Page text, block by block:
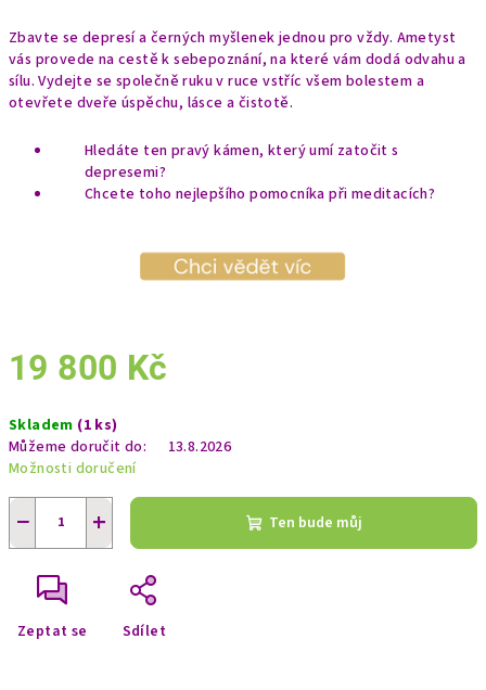
Zbavte se depresí a černých myšlenek jednou pro vždy. Ametyst
vás provede na cestě k sebepoznání, na které vám dodá odvahu a
sílu. Vydejte se společně ruku v ruce vstříc všem bolestem a
otevřete dveře úspěchu, lásce a čistotě.
Hledáte ten pravý kámen, který umí zatočit s
depresemi?
Chcete toho nejlepšího pomocníka při meditacích?
19 800 Kč
cena:
Skladem (1 ks)
Můžeme doručit do:
13.8.2026
Možnosti doručení
+
− Ten bude můj
Zeptat se Sdílet
R
M
A